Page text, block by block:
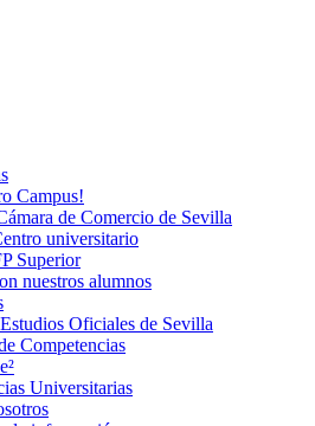
Campus!
de Comercio de Sevilla
universitario
Superior
nuestros alumnos
Oficiales de Sevilla
Competencias
Universitarias